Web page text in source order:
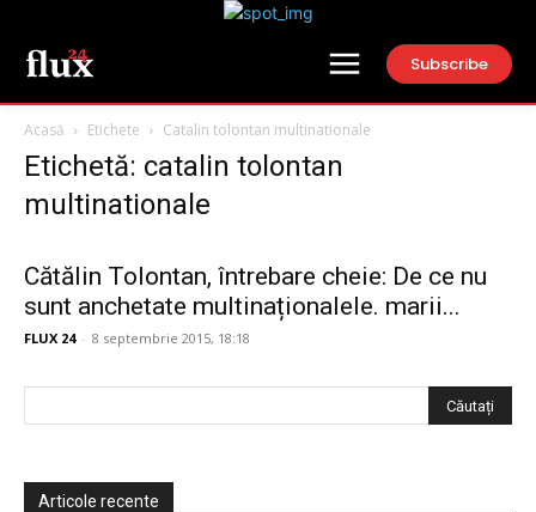
Subscribe
Acasă Etichete Catalin tolontan multinationale
Etichetă: catalin tolontan
multinationale
Cătălin Tolontan, întrebare cheie: De ce nu
sunt anchetate multinaționalele. marii...
FLUX 24 - 8 septembrie 2015, 18:18
Articole recente